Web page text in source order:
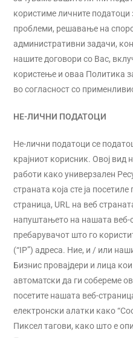
користиме личните
проблеми, решавање на
административни задачи,
нашите договори со Вас,
користење и оваа Политика
во согласност со
НЕ-ЛИЧНИ ПОДАТОЦИ
Не-лични податоци се
крајниот корисник. Овој
работи како универзален
страната која сте ја
страница, URL на веб
напуштањето на нашата веб-
пребарувачот што го
(“IP”) адреса. Ние, и / или
Бизнис провајдери и лица
автоматски да ги собереме
посетите нашата веб-
електронски алатки како
Пиксел тагови, како што е